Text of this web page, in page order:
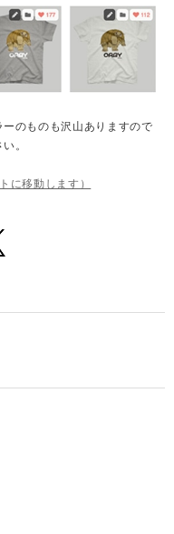
のものも沢山ありますので
。
に移動します）